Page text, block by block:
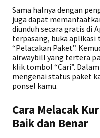
Sama halnya dengan
juga dapat
diunduh secara gratis di
terpasang, buka aplikasi
“Pelacakan Paket”.
airwaybill yang tertera
klik tombol “Cari”.
mengenai status paket
ponsel kamu.
Cara Melacak
Baik dan Benar